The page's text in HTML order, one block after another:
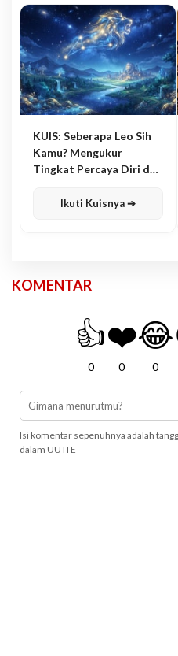
KUIS: Seberapa Leo Sih
Kamu? Mengukur
Tingkat Percaya Diri dan
Ikuti Kuisnya ➔
KOMENTAR
👍
0
❤️
0
😂
0
Isi komentar sepenuhnya adalah
dalam UU ITE